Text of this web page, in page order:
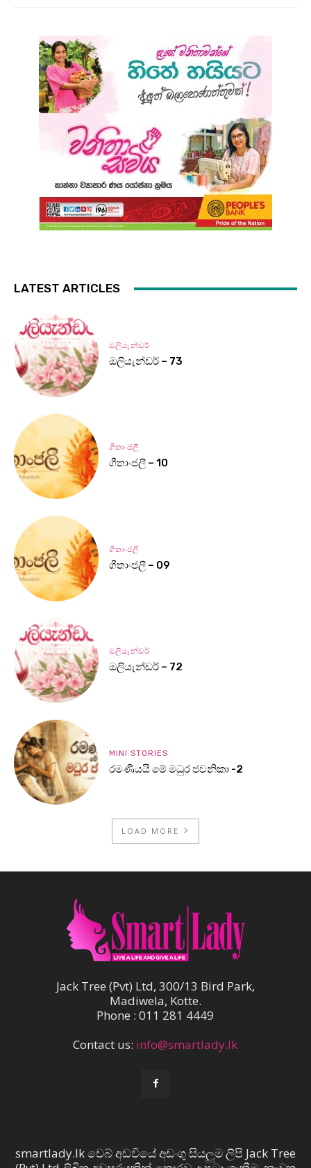
LATEST ARTICLES
ඔලියැන්ඩර්
ඔලියැන්ඩර් – 73
ගීතාංජලී
ගීතාංජලී – 10
ගීතාංජලී
ගීතාංජලී – 09
ඔලියැන්ඩර්
ඔලියැන්ඩර් – 72
MINI STORIES
රමණීයයි මේ මධුර ජවනිකා -2
LOAD MORE
Jack Tree (Pvt) Ltd, 300/13 Bird Park,
Madiwela, Kotte.
Phone : 011 281 4449
Contact us: info@smartlady.lk
smartlady.lk වෙබ් අඩවියේ අඩංගු සියලුම ලිපි Jack Tree